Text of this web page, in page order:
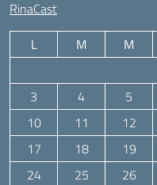
RinaCast
L M M
3
4 5
10
11 12
17
18 19
24
25 26